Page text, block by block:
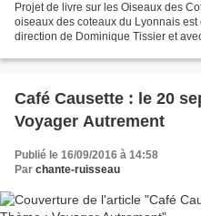
Projet de livre sur les Oiseaux des
oiseaux des coteaux du Lyonnais
direction de Dominique Tissier et
Café Causette : le 20
Voyager Autrement
Publié le 16/09/2016 à 14:58
Par chante-ruisseau